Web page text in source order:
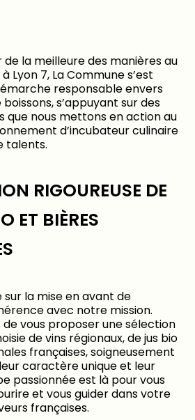
de la meilleure des manières au
7, La Commune s’est
responsable envers
s’appuyant sur des
que nous mettons en action au
d’incubateur culinaire
talents.
RIGOUREUSE DE
ET BIÈRES
la mise en avant de
avec notre mission.
de vous proposer une sélection
de vins régionaux, de jus bio
françaises, soigneusement
caractère unique et leur
passionnée est là pour vous
et vous guider dans votre
françaises.